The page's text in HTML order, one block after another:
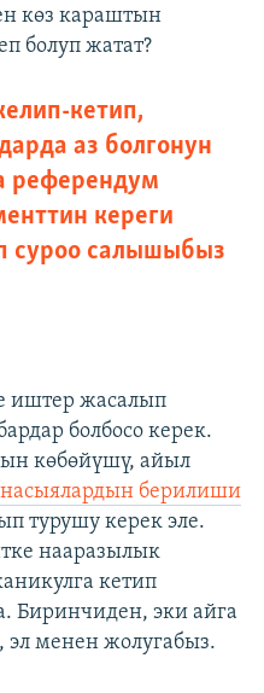
көз караштын
болуп жатат?
кетип,
аз болгонун
референдум
кереги
суроо салышыбыз
иштер жасалып
болбосо керек.
көбөйүшү, айыл
насыялардын берилиши
турушу керек эле.
нааразылык
кетип
Биринчиден, эки айга
эл менен жолугабыз.